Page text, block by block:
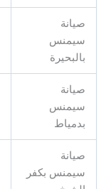
صيانة
سيمنس
بالبحيرة
صيانة
سيمنس
بدمياط
صيانة
سيمنس بكفر